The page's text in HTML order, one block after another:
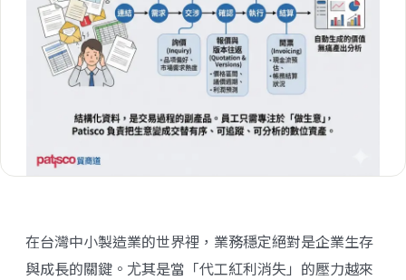
在台灣中小製造業的世界裡，業務穩定絕對是企業生存
與成長的關鍵。尤其是當「代工紅利消失」的壓力越來